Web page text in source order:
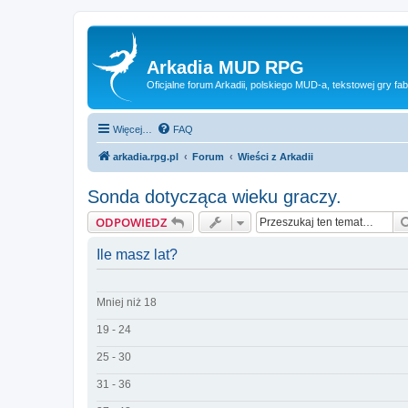
Arkadia MUD RPG
Oficjalne forum Arkadii, polskiego MUD-a, tekstowej gry
Więcej… FAQ
arkadia.rpg.pl Forum Wieści z Arkadii
Sonda dotycząca wieku graczy.
ODPOWIEDZ
Ile masz lat?
Mniej niż 18
19 - 24
25 - 30
31 - 36